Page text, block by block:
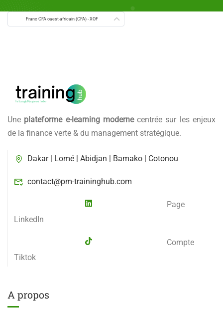
Franc CFA ouest-africain (CFA) - XOF
Une plateforme e-learning modernecentrée sur les enjeux
de la finance verte & du management stratégique.
Dakar | Lomé | Abidjan | Bamako | Cotonou
contact@pm-traininghub.com
Page
LinkedIn
Compte
Tiktok
A propos